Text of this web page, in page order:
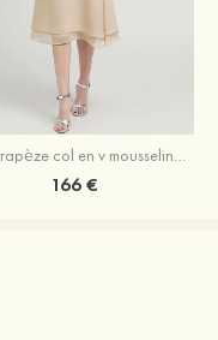
Robe trapèze col en v mousseline longueur mollet robe de mère de la mariée avec perle
166 €